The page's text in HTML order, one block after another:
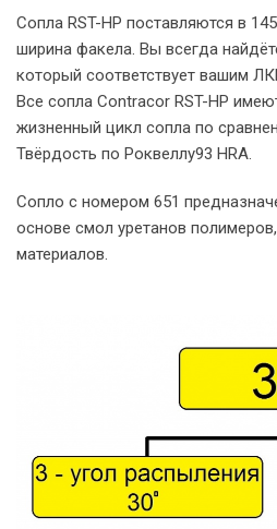
Сопла RST-HP поставляются в
ширина факела. Вы всегда
который соответствует вашим
Все сопла Contracor RST-HP
жизненный цикл сопла по
Твёрдость по Роквеллу93 HRA.
Сопло с номером 651
основе смол уретанов
материалов.